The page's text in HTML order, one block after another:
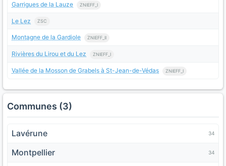
Garrigues de la Lauze ZNIEFF_I
Le Lez ZSC
Montagne de la Gardiole ZNIEFF_II
Rivières du Lirou et du Lez ZNIEFF_I
Vallée de la Mosson de Grabels à St-Jean-de-Védas ZNIEFF_I
Communes (3)
Lavérune 34
Montpellier 34